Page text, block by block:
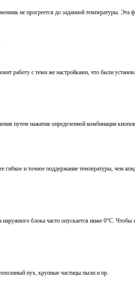
не прогреется до заданной температуры. Эта
работу с теми же настройками, что были
путем нажатия определенной комбинации
и точное поддержание температуры, чем
блока часто опускается ниже 0°С.
пух, крупные частицы пыли и пр.